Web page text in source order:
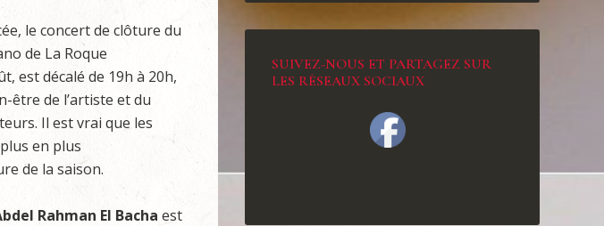
le concert de clôture du
de La Roque
est décalé de 19h à 20h,
être de l’artiste et du
Il est vrai que les
en plus
de la saison.
Rahman El Bacha est
SUIVEZ-NOUS ET PARTAGEZ SUR
LES RÉSEAUX SOCIAUX